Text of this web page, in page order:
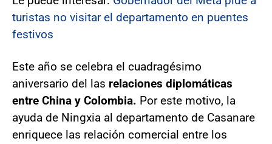
turistas no visitar el departamento en puentes
festivos
Este año se celebra el cuadragésimo
aniversario del las relaciones diplomáticas
entre China y Colombia. Por este motivo, la
ayuda de Ningxia al departamento de Casanare
enriquece las relación comercial entre los